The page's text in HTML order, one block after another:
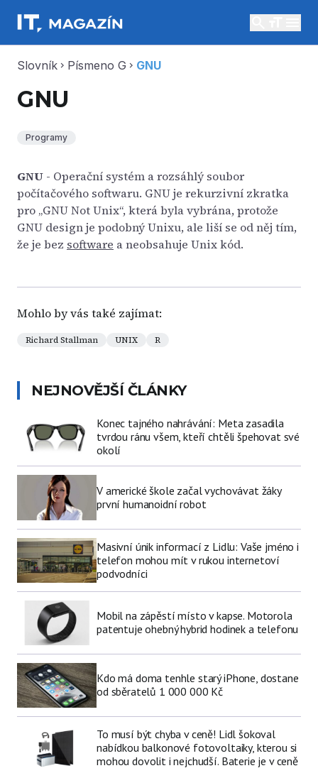
Slovník chevron_right Písmeno G chevron_right GNU
GNU
Programy
GNU - Operační systém a rozsáhlý soubor
počítačového softwaru. GNU je rekurzivní zkratka
pro „GNU Not Unix“, která byla vybrána, protože
GNU design je podobný Unixu, ale liší se od něj tím,
že je bez software a neobsahuje Unix kód.
Mohlo by vás také zajímat:
Richard Stallman UNIX R
NEJNOVĚJŠÍ ČLÁNKY
Konec tajného nahrávání: Meta zasadila
tvrdou ránu všem, kteří chtěli špehovat své
okolí
V americké škole začal vychovávat žáky
první humanoidní robot
Masivní únik informací z Lidlu: Vaše jméno i
telefon mohou mít v rukou internetoví
podvodníci
Mobil na zápěstí místo v kapse. Motorola
patentuje ohebný hybrid hodinek a telefonu
Kdo má doma tenhle starý iPhone, dostane
od sběratelů 1 000 000 Kč
To musí být chyba v ceně! Lidl šokoval
nabídkou balkonové fotovoltaiky, kterou si
mohou dovolit i nejchudší. Baterie je v ceně